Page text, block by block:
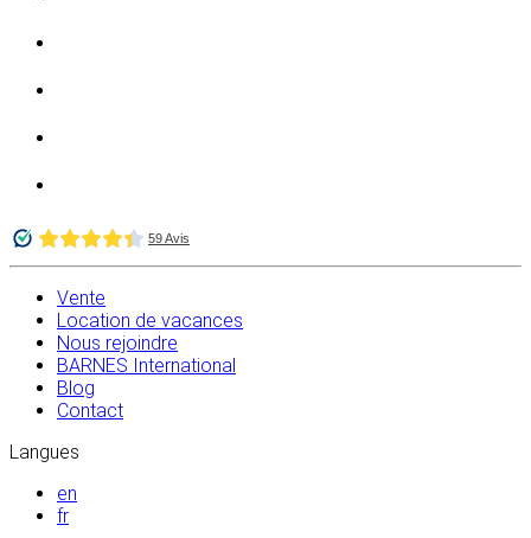
Vente
Location de vacances
Nous rejoindre
BARNES International
Blog
Contact
Langues
en
fr